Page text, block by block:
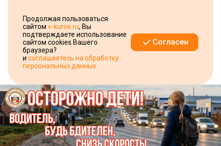
Продолжая пользоваться
сайтом v-kurse.ru, Вы
подтверждаете использование
сайтом cookies Вашего
браузера?
и соглашаетесь на обработку
персональных данных
Согласен